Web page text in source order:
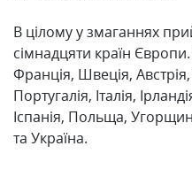
В цілому у змаганнях
сімнадцяти країн
Франція, Швеція, Австрія,
Португалія, Італія,
Іспанія, Польща,
та Україна.